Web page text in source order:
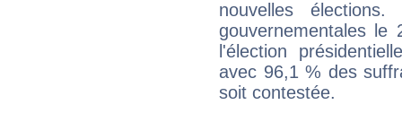
nouvelles
gouvernementales
l'élection
avec 96,1 % des
soit contestée.